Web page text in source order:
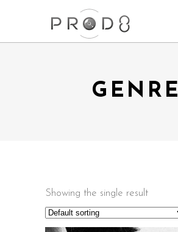
GENRE
Showing the single result